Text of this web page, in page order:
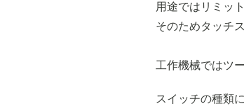
用途ではリミッ
そのためタッチ
工作機械ではツ
スイッチの種類